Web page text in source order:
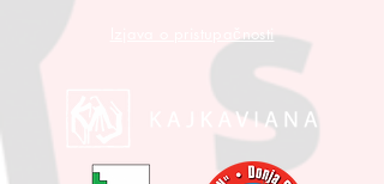
Izjava o pristupačnosti